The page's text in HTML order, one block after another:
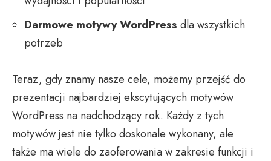
Darmowe motywy WordPress dla wszystkich
potrzeb
Teraz, gdy znamy nasze cele, możemy przejść do
prezentacji najbardziej ekscytujących motywów
WordPress na nadchodzący rok. Każdy z tych
motywów jest nie tylko doskonale wykonany, ale
także ma wiele do zaoferowania w zakresie funkcji i